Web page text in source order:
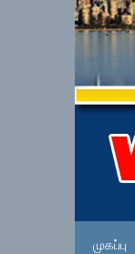
முகப்பு